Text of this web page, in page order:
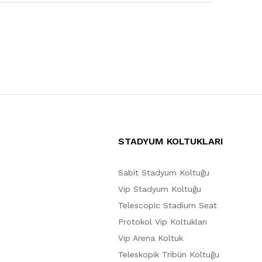
STADYUM KOLTUKLARI
Sabit Stadyum Koltuğu
Vip Stadyum Koltuğu
Telescopic Stadium Seat
Protokol Vip Koltukları
Vip Arena Koltuk
Teleskopik Tribün Koltuğu